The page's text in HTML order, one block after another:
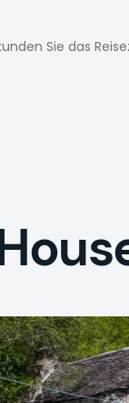
Sie das